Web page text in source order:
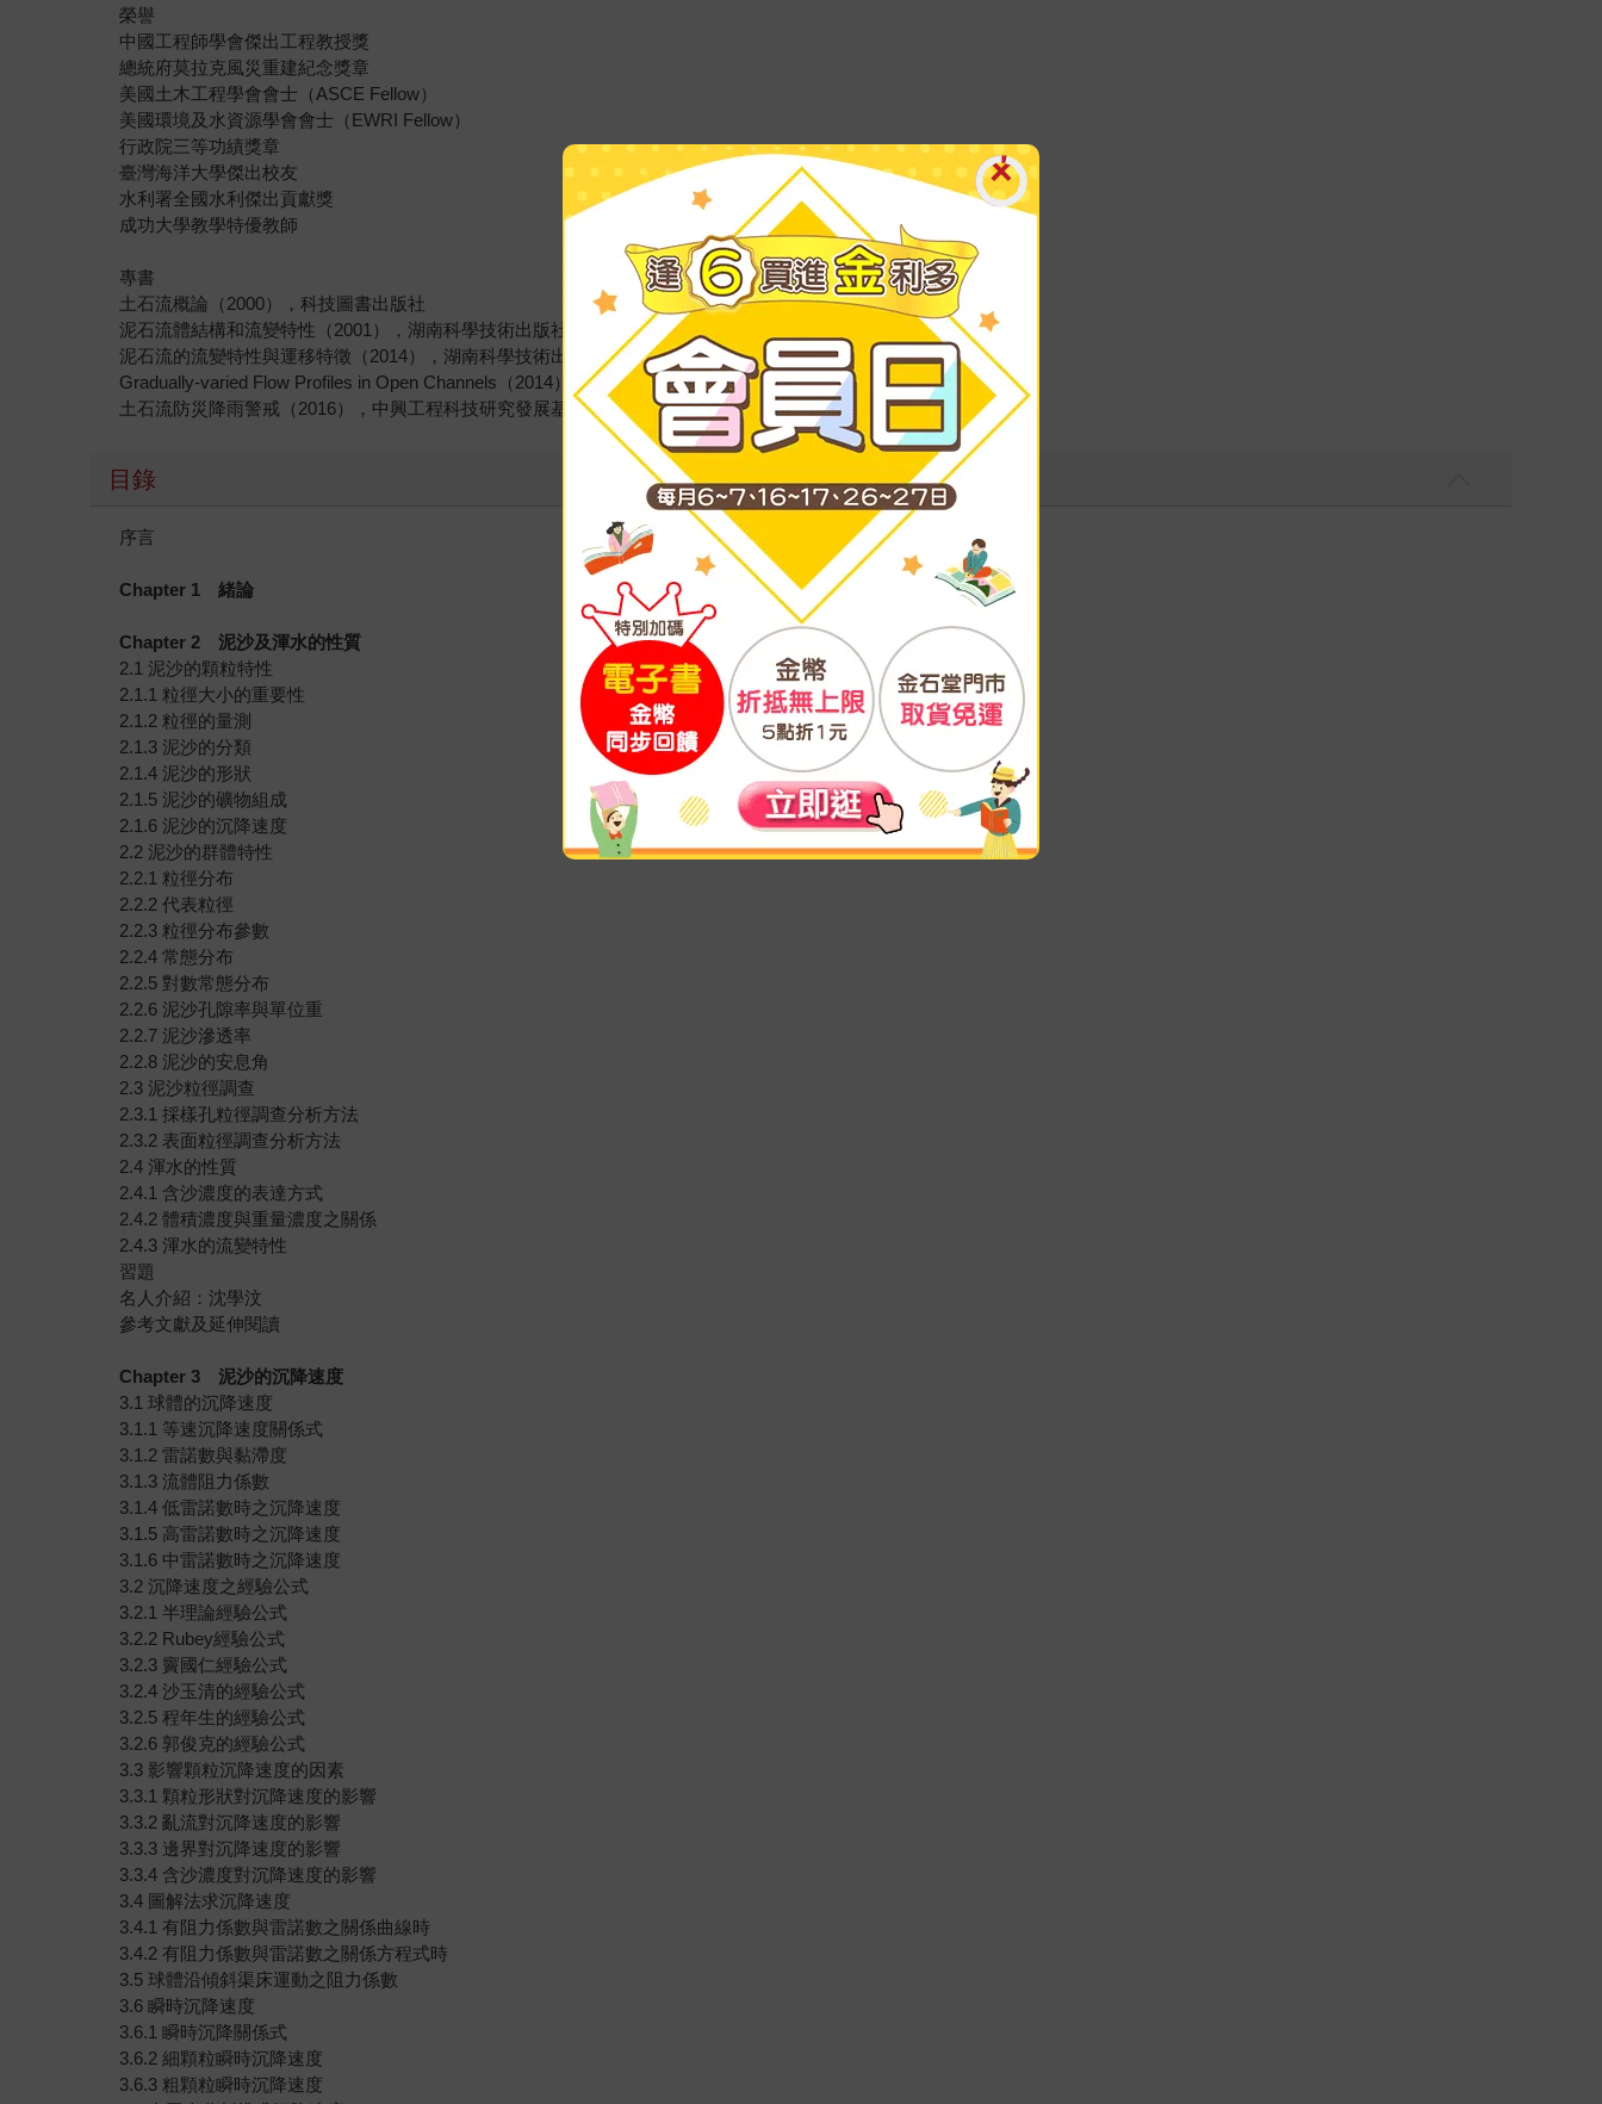
榮譽
中國工程師學會傑出工程教授獎
總統府莫拉克風災重建紀念獎章
美國土木工程學會會士（ASCE Fellow）
美國環境及水資源學會會士（EWRI Fellow）
行政院三等功績獎章
臺灣海洋大學傑出校友
水利署全國水利傑出貢獻獎
成功大學教學特優教師
專書
土石流概論（2000），科技圖書出版社
泥石流體結構和流變特性（2001），湖南科學技術出版社
泥石流的流變特性與運移特徵（2014），湖南科學技術出版社
Gradually-varied Flow Profiles in Open Channels（2014），Springer 出版
土石流防災降雨警戒（2016），中興工程科技研究發展基金會出版
目錄
序言
Chapter 1 緒論
Chapter 2 泥沙及渾水的性質
2.1 泥沙的顆粒特性
2.1.1 粒徑大小的重要性
2.1.2 粒徑的量測
2.1.3 泥沙的分類
2.1.4 泥沙的形狀
2.1.5 泥沙的礦物組成
2.1.6 泥沙的沉降速度
2.2 泥沙的群體特性
2.2.1 粒徑分布
2.2.2 代表粒徑
2.2.3 粒徑分布參數
2.2.4 常態分布
2.2.5 對數常態分布
2.2.6 泥沙孔隙率與單位重
2.2.7 泥沙滲透率
2.2.8 泥沙的安息角
2.3 泥沙粒徑調查
2.3.1 採樣孔粒徑調查分析方法
2.3.2 表面粒徑調查分析方法
2.4 渾水的性質
2.4.1 含沙濃度的表達方式
2.4.2 體積濃度與重量濃度之關係
2.4.3 渾水的流變特性
習題
名人介紹：沈學汶
參考文獻及延伸閱讀
Chapter 3 泥沙的沉降速度
3.1 球體的沉降速度
3.1.1 等速沉降速度關係式
3.1.2 雷諾數與黏滯度
3.1.3 流體阻力係數
3.1.4 低雷諾數時之沉降速度
3.1.5 高雷諾數時之沉降速度
3.1.6 中雷諾數時之沉降速度
3.2 沉降速度之經驗公式
3.2.1 半理論經驗公式
3.2.2 Rubey經驗公式
3.2.3 竇國仁經驗公式
3.2.4 沙玉清的經驗公式
3.2.5 程年生的經驗公式
3.2.6 郭俊克的經驗公式
3.3 影響顆粒沉降速度的因素
3.3.1 顆粒形狀對沉降速度的影響
3.3.2 亂流對沉降速度的影響
3.3.3 邊界對沉降速度的影響
3.3.4 含沙濃度對沉降速度的影響
3.4 圖解法求沉降速度
3.4.1 有阻力係數與雷諾數之關係曲線時
3.4.2 有阻力係數與雷諾數之關係方程式時
3.5 球體沿傾斜渠床運動之阻力係數
3.6 瞬時沉降速度
3.6.1 瞬時沉降關係式
3.6.2 細顆粒瞬時沉降速度
3.6.3 粗顆粒瞬時沉降速度